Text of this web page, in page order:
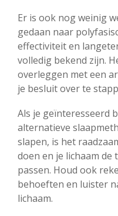
Er is ook nog weinig
gedaan naar
effectiviteit en
volledig bekend zijn.
overleggen met een
je besluit over te
Als je geïnteresseerd
alternatieve
slapen, is het
doen en je lichaam de
passen. Houd ook
behoeften en luister
lichaam.